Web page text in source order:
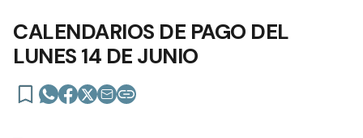
CALENDARIOS DE PAGO DEL
LUNES 14 DE JUNIO